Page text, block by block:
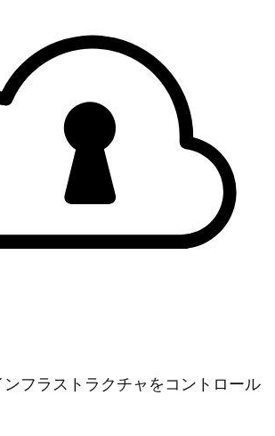
フラストラクチャをコントロール